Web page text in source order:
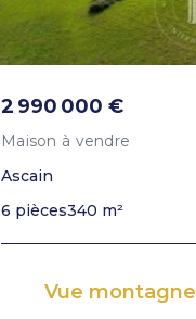
2 990 000 €
Maison à vendre
Ascain
6 pièces340 m²
Vue montagne